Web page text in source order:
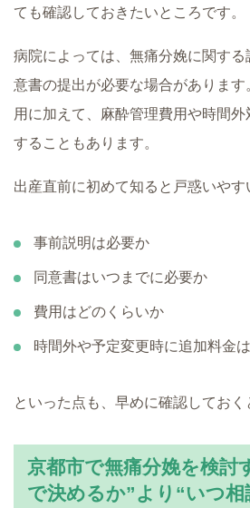
ても確認しておきたいところです。
病院によっては、無痛分娩に関する
意書の提出が必要な場合がありま
用に加えて、麻酔管理費用や時間
することもあります。
出産直前に初めて知ると戸惑いやす
事前説明は必要か
同意書はいつまでに必要か
費用はどのくらいか
時間外や予定変更時に追加料金
といった点も、早めに確認しておく
京都市で無痛分娩を検討
で決めるか”より“いつ